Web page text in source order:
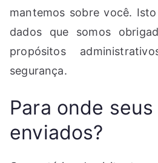
mantemos sobre você.
dados que somos
propósitos
segurança.
Para onde
enviados?